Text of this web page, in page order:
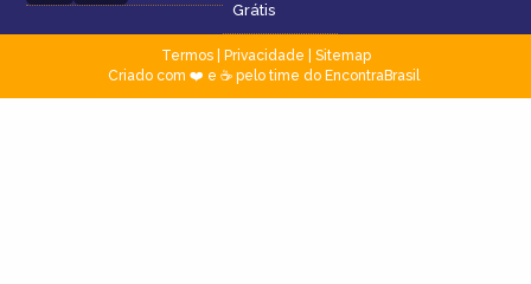
Grátis
Termos| Privacidade
Sitemap
Criado com ❤️ e ☕ pelo time do EncontraBrasil